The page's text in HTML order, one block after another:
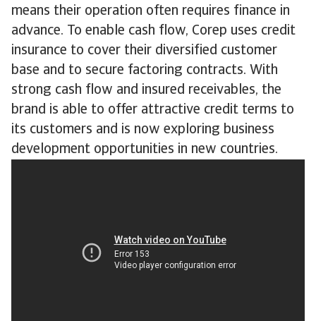
means their operation often requires finance in
advance. To enable cash flow, Corep uses credit
insurance to cover their diversified customer
base and to secure factoring contracts. With
strong cash flow and insured receivables, the
brand is able to offer attractive credit terms to
its customers and is now exploring business
development opportunities in new countries.